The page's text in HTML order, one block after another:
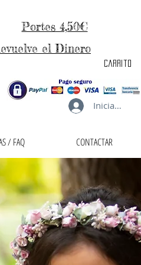
Portes 4,50€
el Dinero
carrito
Iniciar sesión
/ FAQ
CONTACTAR
taller de la